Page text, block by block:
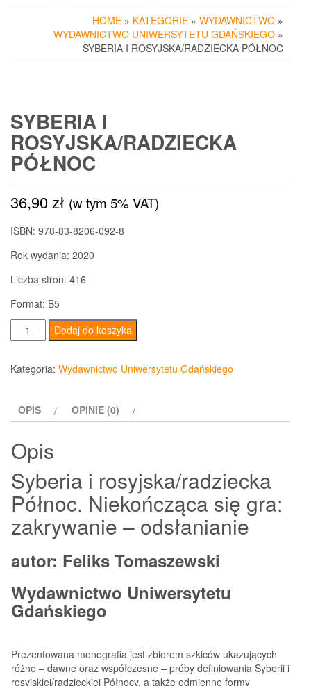
HOME » KATEGORIE » WYDAWNICTWO »
WYDAWNICTWO UNIWERSYTETU GDAŃSKIEGO »
SYBERIA I ROSYJSKA/RADZIECKA PÓŁNOC
SYBERIA I
ROSYJSKA/RADZIECKA
PÓŁNOC
36,90zł (w tym 5% VAT)
ISBN: 978-83-8206-092-8
Rok wydania: 2020
Liczba stron: 416
Format: B5
ilość
Syberia
i
rosyjska/radziecka
Dodaj do koszyka
Kategoria: Wydawnictwo Uniwersytetu Gdańskiego
OPIS OPINIE (0)
Opis
Syberia i rosyjska/radziecka
Północ. Niekończąca się gra:
zakrywanie – odsłanianie
autor: Feliks Tomaszewski
Wydawnictwo Uniwersytetu
Gdańskiego
Prezentowana monografia jest zbiorem szkiców ukazujących
różne – dawne oraz współczesne – próby definiowania Syberii i
rosyjskiej/radzieckiej Północy, a także odmienne formy